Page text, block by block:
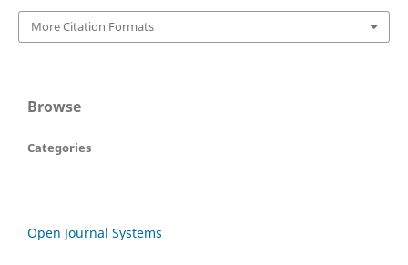
More Citation Formats
Browse
Categories
Open Journal Systems